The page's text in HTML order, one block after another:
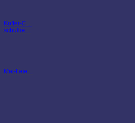
Koffer-C ...
schulfre ...
Mai-Feie ...